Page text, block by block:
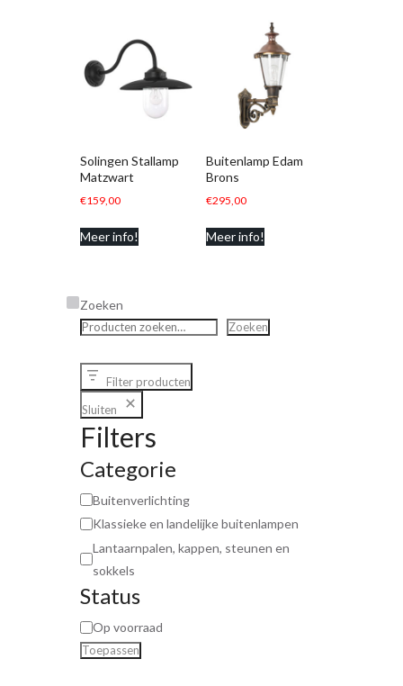
Solingen Stallamp
Matzwart
€159,00
Meer info!
Buitenlamp Edam
Brons
€295,00
Meer info!
Zoeken
Zoeken
Filter producten
Sluiten
Filters
Categorie
Buitenverlichting
Klassieke en landelijke buitenlampen
Lantaarnpalen, kappen, steunen en
sokkels
Status
Op voorraad
Toepassen